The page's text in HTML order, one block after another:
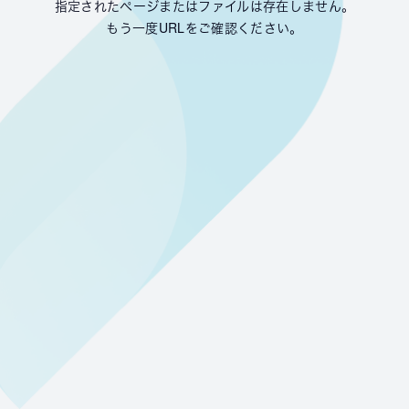
指定されたページまたはファイルは存在しません。
もう一度URLをご確認ください。